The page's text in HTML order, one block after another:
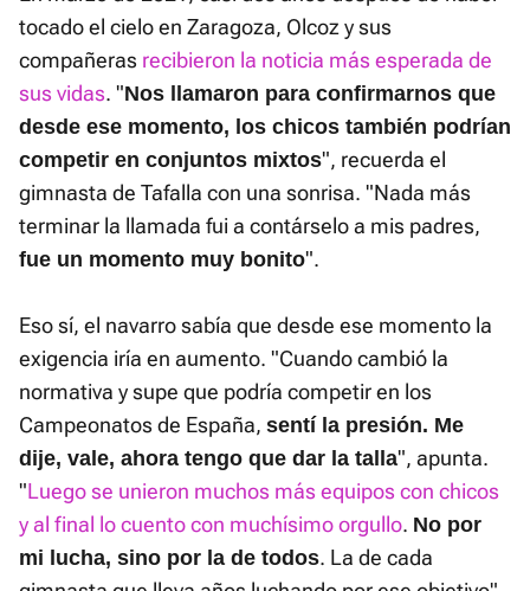
tocado el cielo en Zaragoza, Olcoz y sus
compañeras recibieron la noticia más esperada de
sus vidas. "Nos llamaron para confirmarnos que
desde ese momento, los chicos también podrían
competir en conjuntos mixtos", recuerda el
gimnasta de Tafalla con una sonrisa. "Nada más
terminar la llamada fui a contárselo a mis padres,
fue un momento muy bonito".
Eso sí, el navarro sabía que desde ese momento la
exigencia iría en aumento. "Cuando cambió la
normativa y supe que podría competir en los
Campeonatos de España, sentí la presión. Me
dije, vale, ahora tengo que dar la talla", apunta.
"Luego se unieron muchos más equipos con chicos
y al final lo cuento con muchísimo orgullo. No por
mi lucha, sino por la de todos. La de cada